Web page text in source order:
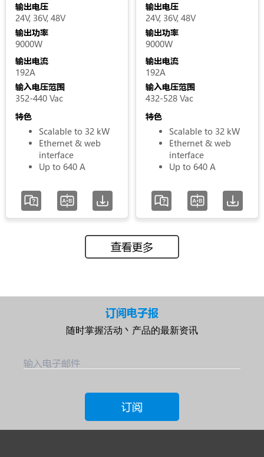
输出电压
24V, 36V, 48V
输出功率
9000W
输出电流
192A
输入电压范围
352-440 Vac
特色
Scalable to 32 kW
Ethernet & web
interface
Up to 640 A
输出电压
24V, 36V, 48V
输出功率
9000W
输出电流
192A
输入电压范围
432-528 Vac
特色
Scalable to 32 kW
Ethernet & web
interface
Up to 640 A
查看更多
订阅电子报
随时掌握活动丶产品的最新资讯
输入电子邮件
订阅